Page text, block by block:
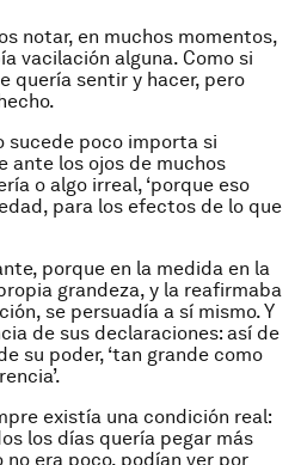
notar, en muchos momentos,
vacilación alguna. Como si
quería sentir y hacer, pero
sucede poco importa si
ante los ojos de muchos
o algo irreal, ‘porque eso
para los efectos de lo que
porque en la medida en la
grandeza, y la reafirmaba
se persuadía a sí mismo. Y
de sus declaraciones: así de
su poder, ‘tan grande como
existía una condición real:
los días quería pegar más
no era poco, podían ver por